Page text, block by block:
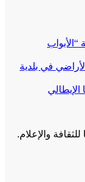
الأراضي في بلدية
الإيطالي